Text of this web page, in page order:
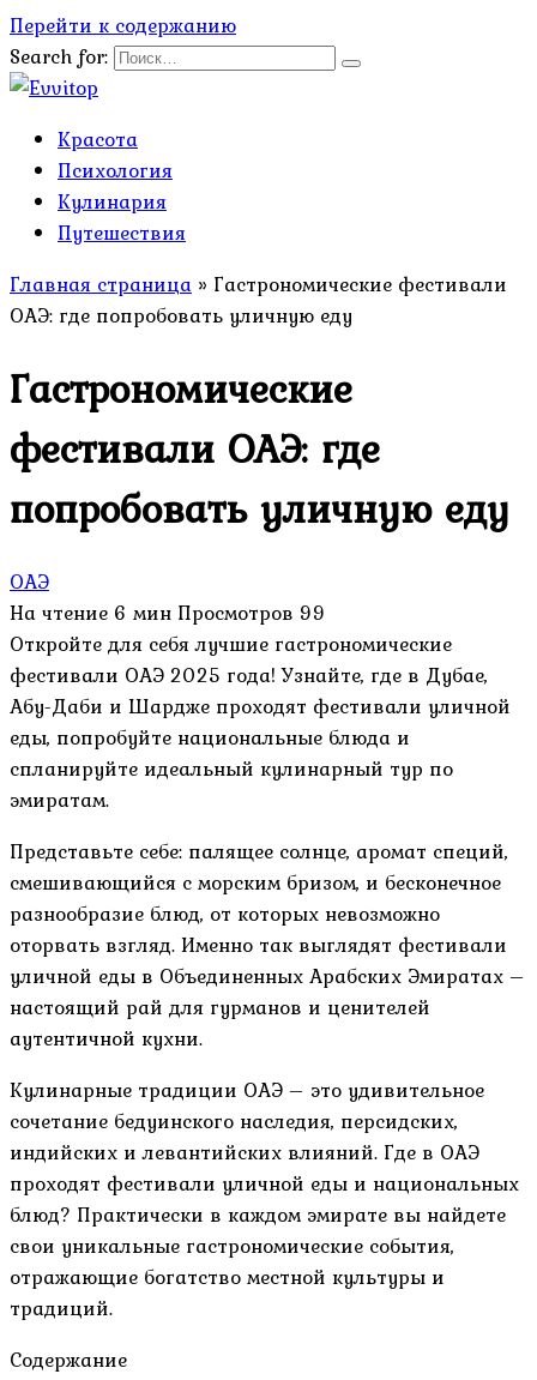
Перейти к содержанию
Search for:
Красота
Психология
Кулинария
Путешествия
Главная страница » Гастрономические фестивали
ОАЭ: где попробовать уличную еду
Гастрономические
фестивали ОАЭ: где
попробовать уличную еду
ОАЭ
На чтение 6 мин Просмотров 99
Откройте для себя лучшие гастрономические
фестивали ОАЭ 2025 года! Узнайте, где в Дубае,
Абу-Даби и Шардже проходят фестивали уличной
еды, попробуйте национальные блюда и
спланируйте идеальный кулинарный тур по
эмиратам.
Представьте себе: палящее солнце, аромат специй,
смешивающийся с морским бризом, и бесконечное
разнообразие блюд, от которых невозможно
оторвать взгляд. Именно так выглядят фестивали
уличной еды в Объединенных Арабских Эмиратах –
настоящий рай для гурманов и ценителей
аутентичной кухни.
Кулинарные традиции ОАЭ – это удивительное
сочетание бедуинского наследия, персидских,
индийских и левантийских влияний. Где в ОАЭ
проходят фестивали уличной еды и национальных
блюд? Практически в каждом эмирате вы найдете
свои уникальные гастрономические события,
отражающие богатство местной культуры и
традиций.
Содержание